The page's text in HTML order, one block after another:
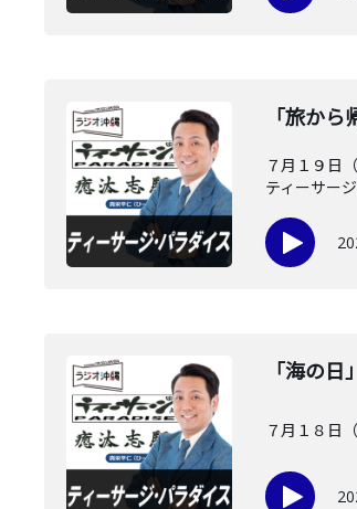
「旅か
７月１９日
ティーサー
「海の
７月１８日